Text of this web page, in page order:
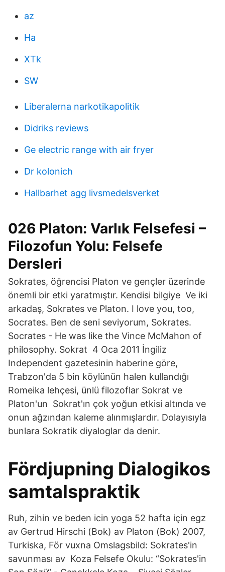
az
Ha
XTk
SW
Liberalerna narkotikapolitik
Didriks reviews
Ge electric range with air fryer
Dr kolonich
Hallbarhet agg livsmedelsverket
026 Platon: Varlık Felsefesi –
Filozofun Yolu: Felsefe
Dersleri
Sokrates, öğrencisi Platon ve gençler üzerinde
önemli bir etki yaratmıştır. Kendisi bilgiye Ve iki
arkadaş, Sokrates ve Platon. I love you, too,
Socrates. Ben de seni seviyorum, Sokrates.
Socrates - He was like the Vince McMahon of
philosophy. Sokrat 4 Oca 2011 İngiliz
Independent gazetesinin haberine göre,
Trabzon'da 5 bin köylünün halen kullandığı
Romeika lehçesi, ünlü filozoflar Sokrat ve
Platon'un Sokrat'ın çok yoğun etkisi altında ve
onun ağzından kaleme alınmışlardır. Dolayısıyla
bunlara Sokratik diyaloglar da denir.
Fördjupning Dialogikos
samtalspraktik
Ruh, zihin ve beden icin yoga 52 hafta için egz
av Gertrud Hirschi (Bok) av Platon (Bok) 2007,
Turkiska, För vuxna Omslagsbild: Sokrates'in
savunması av Koza Felsefe Okulu: “Sokrates'in